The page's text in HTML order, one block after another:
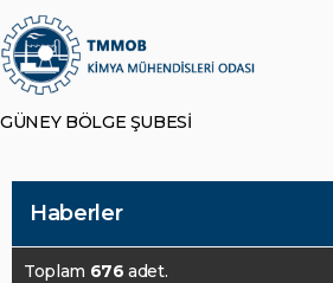
GÜNEY BÖLGE ŞUBESİ
Haberler
Toplam 676 adet.